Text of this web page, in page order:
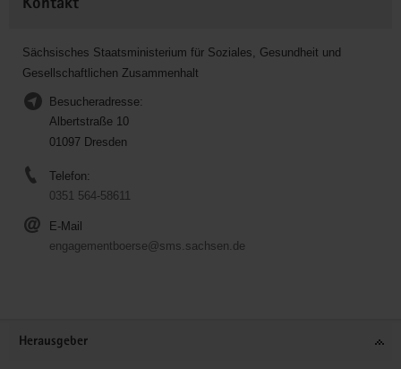
Kontakt
Sächsisches Staatsministerium für Soziales, Gesundheit und
Gesellschaftlichen Zusammenhalt
Besucheradresse:
Albertstraße 10
01097 Dresden
Telefon:
0351 564-58611
E-Mail
engagementboerse@sms.sachsen.de
Herausgeber